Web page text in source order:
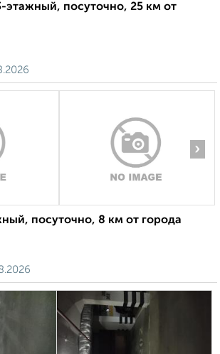
этажный, посуточно, 25 км от
›
посуточно, 8 км от города